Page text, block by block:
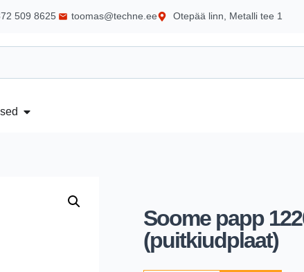
509 8625 toomas@techne.ee Otepää linn, Metalli tee 1
Soome papp
(puitkiudplaat)